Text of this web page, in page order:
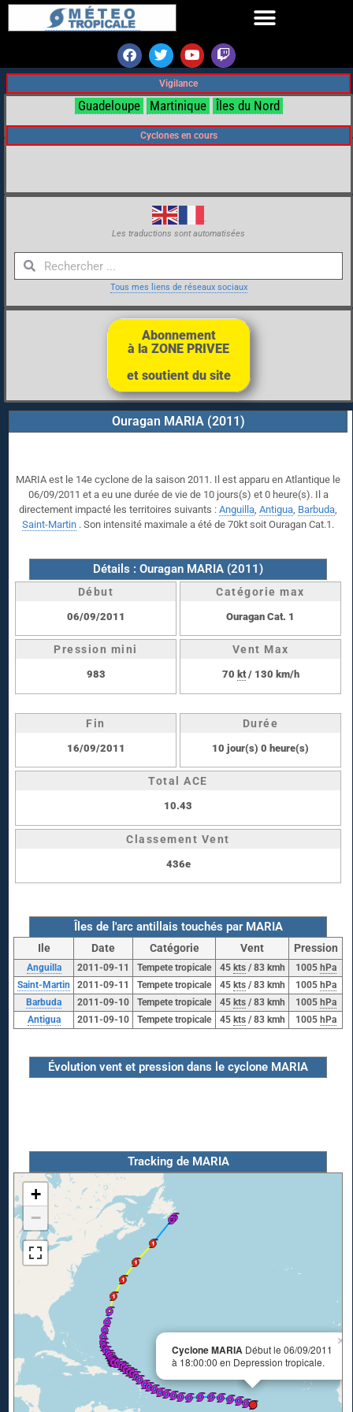
Vigilance
Guadeloupe Martinique Îles du Nord
Cyclones en cours
Les traductions sont automatisées
Tous mes liens de réseaux sociaux
Abonnement
à la ZONE PRIVEE
et soutient du site
Ouragan MARIA (2011)
MARIA est le 14e cyclone de la saison 2011. Il est apparu en Atlantique le
06/09/2011 et a eu une durée de vie de 10 jours(s) et 0 heure(s). Il a
directement impacté les territoires suivants : Anguilla Antigua Barbuda
Saint-Martin . Son intensité maximale a été de 70kt soit Ouragan Cat.1.
Détails : Ouragan MARIA (2011)
Début
06/09/2011
Catégorie max
Ouragan Cat. 1
Pression mini
983
Vent Max
70 kt/ 130 km/h
Fin
16/09/2011
Durée
10 jour(s) 0 heure(s)
Total ACE
10.43
Classement Vent
436e
Îles de l'arc antillais touchés par MARIA
Ile Date Catégorie Vent Pression
Anguilla 2011-09-11 Tempete tropicale 45 kts/ 83 kmh 1005 hPa
Saint-Martin
2011-09-11 Tempete tropicale 45 kts/ 83 kmh 1005 hPa
Barbuda
2011-09-10 Tempete tropicale 45 kts/ 83 kmh 1005 hPa
Antigua
2011-09-10 Tempete tropicale 45 kts/ 83 kmh 1005 hPa
Évolution vent et pression dans le cyclone MARIA
Tracking de MARIA
Cyclone MARIA Début le 06/09/2011
à 18:00:00 en Depression tropicale.
×
+
−